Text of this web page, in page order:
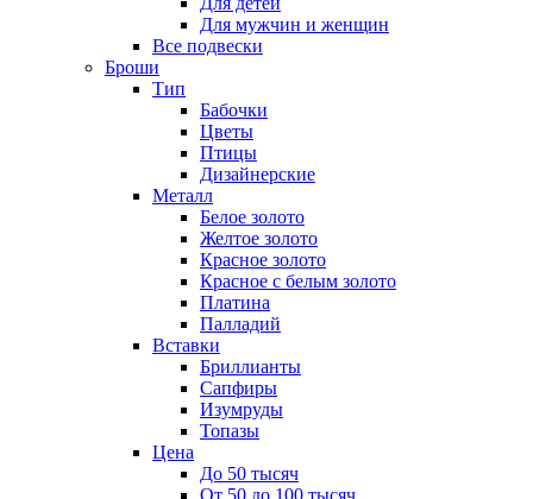
Для мужчин и женщин
Все подвески
Броши
Тип
Бабочки
Цветы
Птицы
Дизайнерские
Металл
Белое золото
Желтое золото
Красное золото
Красное с белым золото
Платина
Палладий
Вставки
Бриллианты
Сапфиры
Изумруды
Топазы
Цена
До 50 тысяч
От 50 до 100 тысяч